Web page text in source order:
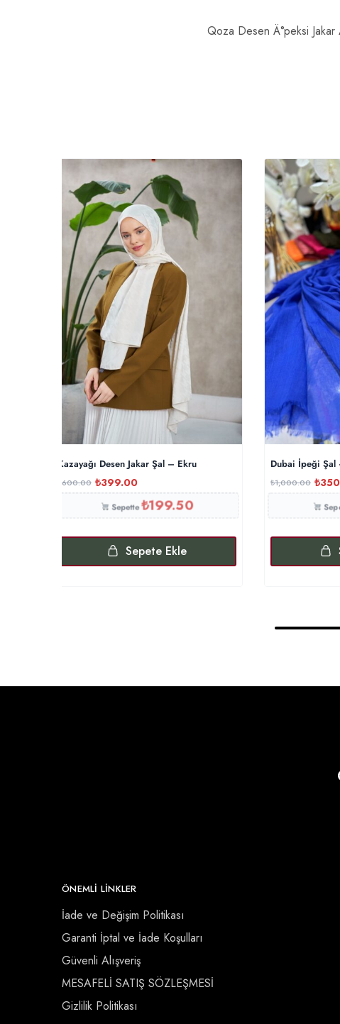
Qoza Desen Ä°peksi Jakar
Kazayağı Desen Jakar Şal – Ekru
600.00 ₺399.00
Sepette₺199.50
Sepete Ekle
Dubai İpeği Şal
₺1,000.00 ₺
ÖNEMLI LINKLER
İade ve Değişim Politikası
Garanti İptal ve İade Koşulları
Güvenli Alışveriş
MESAFELİ SATIŞ SÖZLEŞMESİ
Gizlilik Politikası